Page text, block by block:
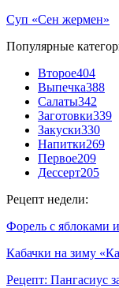
Суп «Сен жермен»
Популярные
Второе404
Выпечка388
Салаты342
Заготовки339
Закуски330
Напитки269
Первое209
Дессерт205
Рецепт недели:
Форель с яблоками
Кабачки на зиму
Рецепт: Пангасиус